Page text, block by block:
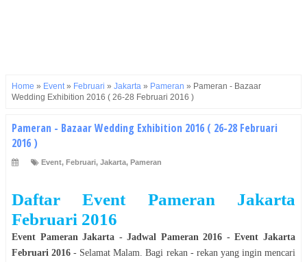
Home » Event» Februari » Jakarta » Pameran » Pameran - Bazaar
Wedding Exhibition 2016 ( 26-28 Februari 2016 )
Pameran - Bazaar Wedding Exhibition 2016 ( 26-28 Februari
2016 )
Event, Februari, Jakarta, Pameran
Daftar Event Pameran
Jakarta
Februari 2016
Event Pameran Jakarta - Jadwal Pameran 2016 - EventJakarta
Februari 2016 - SelamatMalam . Bagi rekan - rekan yang ingin mencari